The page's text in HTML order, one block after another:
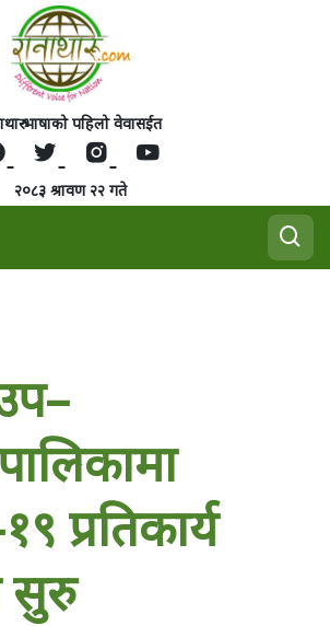
भाषाको पहिलो वेवासईत
२०८३ श्रावण २२ गते
प्रतिकार्य
सुरु